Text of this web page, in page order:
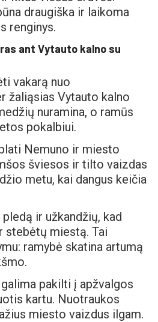
draugiška ir laikoma
renginys.
ant Vytauto kalno su
vakarą nuo
žaliąsias Vytauto kalno
nuramina, o ramūs
pokalbiui.
Nemuno ir miesto
šviesos ir tilto vaizdas
metu, kai dangus keičia
ir užkandžių, kad
stebėtų miestą. Tai
ramybė skatina artumą
pakilti į apžvalgos
kartu. Nuotraukos
miesto vaizdus ilgam.